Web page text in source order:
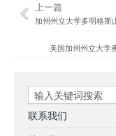
Prev
上一篇
加州州立大学多明格
美国加州州立大
Search
联系我们